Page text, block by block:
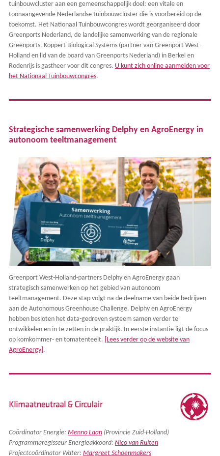
tuinbouwcluster aan een gemeenschappelijk doel: een vitale en
toonaangevende Nederlandse tuinbouwcluster die is voorbereid op de
toekomst. Het Nationaal Tuinbouwcongres wordt georganiseerd door
Greenports Nederland, de landelijke samenwerking van de regionale
Greenports. Koppert Biological Systems (partner van Greenport West-
Holland en lid van de board van Greenports Nederland) in Berkel en
Rodenrijs is gastheer voor dit congres. U kunt zich online aanmelden voor
het Nationaal Tuinbouwcongres.
Strategische samenwerking Delphy en AgroEnergy in
autonoom teeltmanagement
Greenport West-Holland-partners Delphy en AgroEnergy gaan
strategisch samenwerken op het gebied van autonoom
teeltmanagement. Deze stap volgt na de deelname van beide bedrijven
aan de Autonomous Greenhouse Challenge. Delphy en AgroEnergy
hebben besloten het data-gedreven systeem samen verder te
ontwikkelen en in te zetten in de praktijk. In eerste instantie ligt de focus
op komkommer- en tomatenteelt. [Lees verder op de website van
AgroEnergy] .
Coördinator Energie: Menno Laan (Provincie Zuid-Holland)
Programmaregisseur Energieakkoord: Nico van Ruiten
Projectcoördinator Water: Margreet Schoenmakers